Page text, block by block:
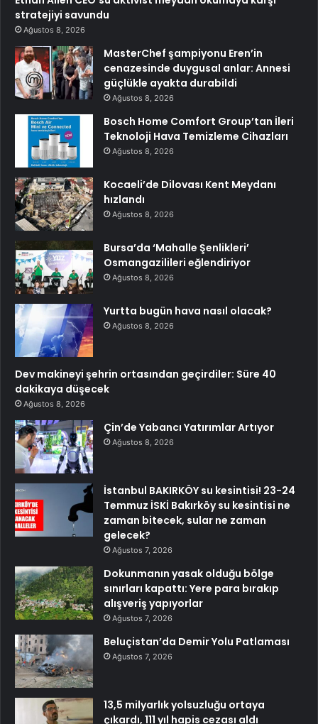
stratejiyi savundu
Ağustos 8, 2026
MasterChef şampiyonu Eren’in
cenazesinde duygusal anlar: Annesi
güçlükle ayakta durabildi
Ağustos 8, 2026
Bosch Home Comfort Group’tan İleri
Teknoloji Hava Temizleme Cihazları
Ağustos 8, 2026
Kocaeli’de Dilovası Kent Meydanı
hızlandı
Ağustos 8, 2026
Bursa’da ‘Mahalle Şenlikleri’
Osmangazilileri eğlendiriyor
Ağustos 8, 2026
Yurtta bugün hava nasıl olacak?
Ağustos 8, 2026
Dev makineyi şehrin ortasından geçirdiler: Süre 40
dakikaya düşecek
Ağustos 8, 2026
Çin’de Yabancı Yatırımlar Artıyor
Ağustos 8, 2026
İstanbul BAKIRKÖY su kesintisi! 23-24
Temmuz İSKİ Bakırköy su kesintisi ne
zaman bitecek, sular ne zaman
gelecek?
Ağustos 7, 2026
Dokunmanın yasak olduğu bölge
sınırları kapattı: Yere para bırakıp
alışveriş yapıyorlar
Ağustos 7, 2026
Beluçistan’da Demir Yolu Patlaması
Ağustos 7, 2026
13,5 milyarlık yolsuzluğu ortaya
çıkardı, 111 yıl hapis cezası aldı